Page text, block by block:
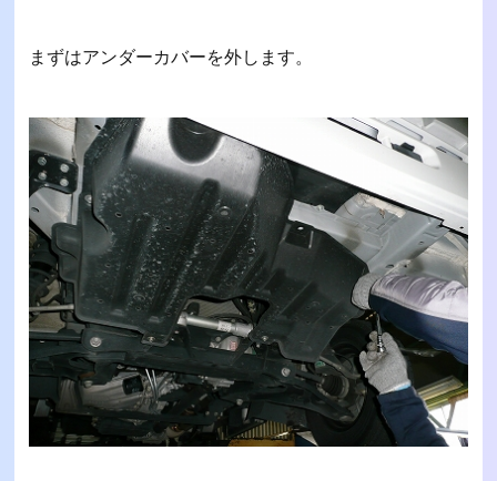
まずはアンダーカバーを外します。